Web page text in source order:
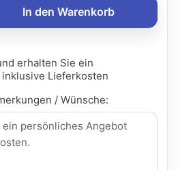
In den Warenkorb
erhalten Sie ein
Lieferkosten
/ Wünsche: